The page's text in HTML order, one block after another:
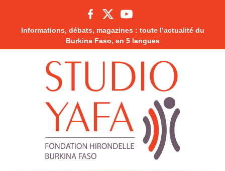
Informations, débats, magazines : toute l’actualité du
Burkina Faso, en 5 langues